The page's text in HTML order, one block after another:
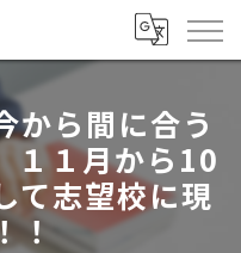
ら間に合う
１月から10
て志望校に現
！